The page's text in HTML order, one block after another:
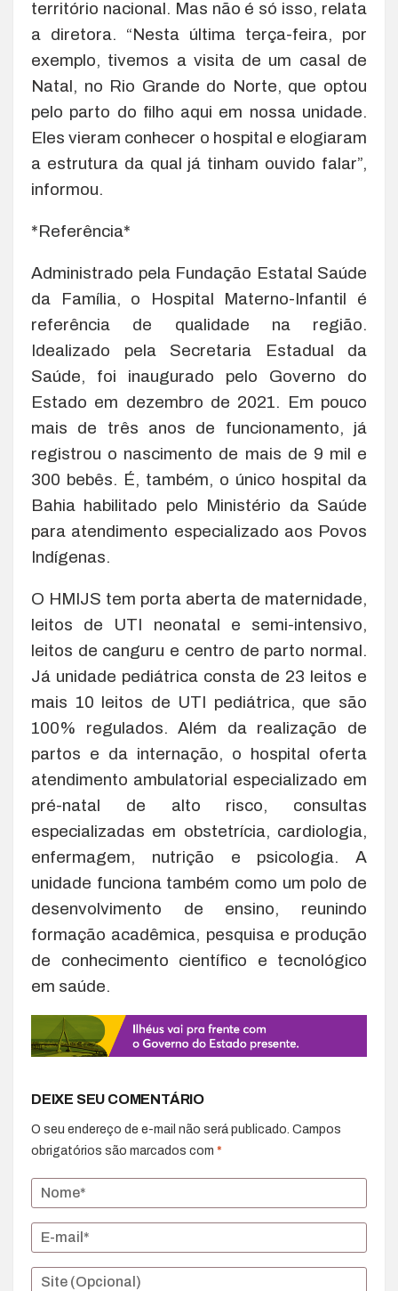
território nacional. Mas não é só isso, relata
a diretora. “Nesta última terça-feira, por
exemplo, tivemos a visita de um casal de
Natal, no Rio Grande do Norte, que optou
pelo parto do filho aqui em nossa unidade.
Eles vieram conhecer o hospital e elogiaram
a estrutura da qual já tinham ouvido falar”,
informou.
*Referência*
Administrado pela Fundação Estatal Saúde
da Família, o Hospital Materno-Infantil é
referência de qualidade na região.
Idealizado pela Secretaria Estadual da
Saúde, foi inaugurado pelo Governo do
Estado em dezembro de 2021. Em pouco
mais de três anos de funcionamento, já
registrou o nascimento de mais de 9 mil e
300 bebês. É, também, o único hospital da
Bahia habilitado pelo Ministério da Saúde
para atendimento especializado aos Povos
Indígenas.
O HMIJS tem porta aberta de maternidade,
leitos de UTI neonatal e semi-intensivo,
leitos de canguru e centro de parto normal.
Já unidade pediátrica consta de 23 leitos e
mais 10 leitos de UTI pediátrica, que são
100% regulados. Além da realização de
partos e da internação, o hospital oferta
atendimento ambulatorial especializado em
pré-natal de alto risco, consultas
especializadas em obstetrícia, cardiologia,
enfermagem, nutrição e psicologia. A
unidade funciona também como um polo de
desenvolvimento de ensino, reunindo
formação acadêmica, pesquisa e produção
de conhecimento científico e tecnológico
em saúde.
DEIXE SEU COMENTÁRIO
O seu endereço de e-mail não será publicado. Campos
obrigatórios são marcados com *